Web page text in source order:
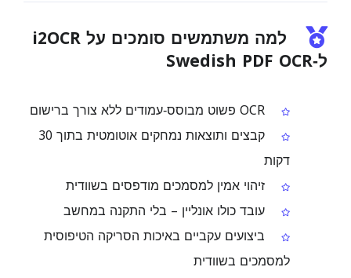
למה משתמשים סומכים על i2OCR
ל‑Swedish PDF OCR
קבצים ותוצאות נמחקים אוטומטית בתוך 30
דקות
זיהוי אמין למסמכים מודפסים בשוודית
עובד כולו אונליין – בלי התקנה במחשב
ביצועים עקביים באיכות הסריקה הטיפוסית
למסמכים בשוודית